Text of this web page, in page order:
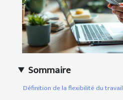
Sommaire
Définition de la flexibilité du travail